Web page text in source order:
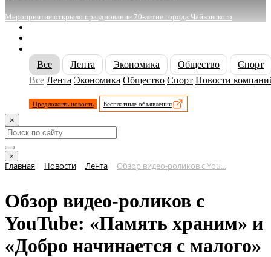
Мероприятие открыло празднование 70-летие города Чайковского
Все
Лента Экономика Общество
Спорт
Все Лента Экономика Общество Спорт Новости
Предложить новость Бесплатные объявления
×
×
Главная Новости Лента Обзор видео-роликов с You...
Обзор видео-роликов с
YouTube: «Память храним» и
«Добро начинается с малого»